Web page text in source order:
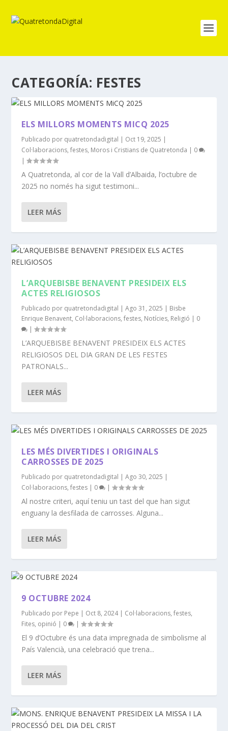
CATEGORÍA: FESTES
ELS MILLORS MOMENTS MICQ 2025
Publicado por quatretondadigital | Oct 19, 2025 |
Col·laboracions,festes, Moros i Cristians de Quatretonda | 0
|
A Quatretonda, al cor de la Vall d’Albaida, l’octubre de
2025 no només ha sigut testimoni...
LEER MÁS
L’ARQUEBISBE BENAVENT PRESIDEIX ELS
ACTES RELIGIOSOS
Publicado por quatretondadigital |Ago 31, 2025 | Bisbe
Enrique Benavent, Col·laboracions,festes, Notícies, Religió | 0
|
L’ARQUEBISBE BENAVENT PRESIDEIX ELS ACTES
RELIGIOSOS DEL DIA GRAN DE LES FESTES
PATRONALS...
LEER MÁS
LES MÉS DIVERTIDES I ORIGINALS
CARROSSES DE 2025
Publicado por quatretondadigital |Ago 30, 2025 |
Col·laboracions,festes | 0 |
Al nostre criteri, aquí teniu un tast del que han sigut
enguany la desfilada de carrosses. Alguna...
LEER MÁS
9 OCTUBRE 2024
Publicado por Pepe | Oct 8, 2024| Col·laboracions,festes,
Fites, opinió | 0 |
El 9 d’Octubre és una data impregnada de simbolisme al
País Valencià, una celebració que trena...
LEER MÁS